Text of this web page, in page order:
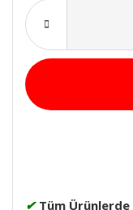
✔ Tüm Ürünlerde